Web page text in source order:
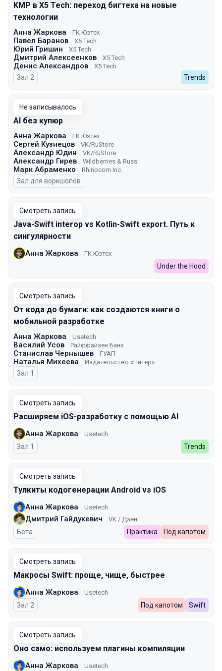
KMP в X5 Tech: переход бигтеха на новые
технологии
Анна Жаркова ГК Юзтех
Павел Баранов X5 Tech
Юрий Гришин X5 Tech
Дмитрий Алексеенков X5 Tech
Денис Александров X5 Tech
Зал 2 Trends
Не записывалось
AI без купюр
Анна Жаркова ГК Юзтех
Сергей Кузнецов VK/RuStore
Александр Юдин VK/RuStore
Александр Гирев Wildberries & Russ
Марк Абраменко Rhinocorn Inc.
Зал для воркшопов
Смотреть запись
Java-Swift interop vs Kotlin-Swift export. Путь к
сингулярности
Анна Жаркова ГК Юзтех
Under the Hood
Смотреть запись
От кода до бумаги: как создаются книги о
мобильной разработке
Анна Жаркова Usetech
Василий Усов Райффайзен Банк
Станислав Чернышев ГУАП
Наталья Михеева Издательство «Питер»
Зал 1
Смотреть запись
Расширяем iOS-разработку с помощью AI
Анна Жаркова Usetech
Зал 1 Trends
Смотреть запись
Тулкиты кодогенерации Android vs iOS
Анна Жаркова Usetech
Дмитрий Гайдукевич VK / Дзен
Бета Практика Под капотом
Смотреть запись
Макросы Swift: проще, чище, быстрее
Анна Жаркова Usetech
Зал 2 Под капотом Swift
Смотреть запись
Оно само: используем плагины компиляции
Анна Жаркова Usetech